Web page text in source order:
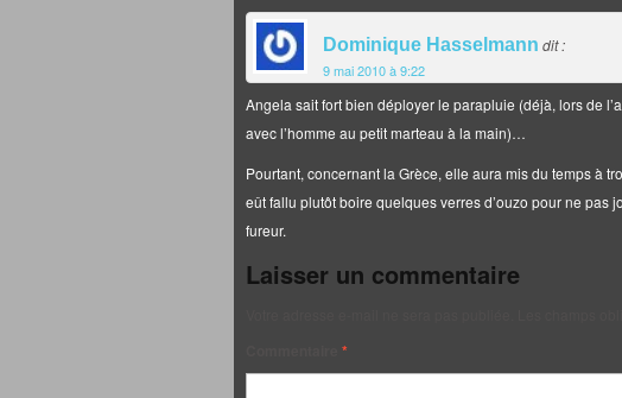
Dominique Hasselmann dit :
9 mai 2010 à 9:22
Angela sait fort bien déployer le parapluie (déjà, lors de
avec l’homme au petit marteau à la main)…
Pourtant, concernant la Grèce, elle aura mis du temps à
eût fallu plutôt boire quelques verres d’ouzo pour ne pas
fureur.
Laisser un commentaire
*